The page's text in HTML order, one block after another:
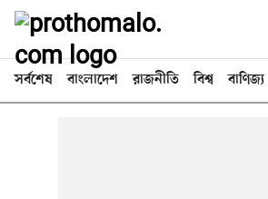
সর্বশেষ বাংলাদেশ রাজনীতি বিশ্ব বাণিজ্য